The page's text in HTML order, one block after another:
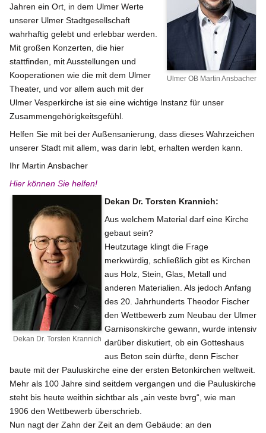
Ulmer OB Martin Ansbacher
Jahren ein Ort, in dem Ulmer Werte
unserer Ulmer Stadtgesellschaft
wahrhaftig gelebt und erlebbar werden.
Mit großen Konzerten, die hier
stattfinden, mit Ausstellungen und
Kooperationen wie die mit dem Ulmer
Theater, und vor allem auch mit der
Ulmer Vesperkirche ist sie eine wichtige Instanz für unser
Zusammengehörigkeitsgefühl.
Helfen Sie mit bei der Außensanierung, dass dieses Wahrzeichen
unserer Stadt mit allem, was darin lebt, erhalten werden kann.
Ihr Martin Ansbacher
Hier können Sie helfen!
Dekan Dr. Torsten Krannich
Dekan Dr. Torsten Krannich:
Aus welchem Material darf eine Kirche
gebaut sein?
Heutzutage klingt die Frage
merkwürdig, schließlich gibt es Kirchen
aus Holz, Stein, Glas, Metall und
anderen Materialien. Als jedoch Anfang
des 20. Jahrhunderts Theodor Fischer
den Wettbewerb zum Neubau der Ulmer
Garnisonskirche gewann, wurde intensiv
darüber diskutiert, ob ein Gotteshaus
aus Beton sein dürfte, denn Fischer
baute mit der Pauluskirche eine der ersten Betonkirchen weltweit.
Mehr als 100 Jahre sind seitdem vergangen und die Pauluskirche
steht bis heute weithin sichtbar als „ain veste bvrg“, wie man
1906 den Wettbewerb überschrieb.
Nun nagt der Zahn der Zeit an dem Gebäude: an den